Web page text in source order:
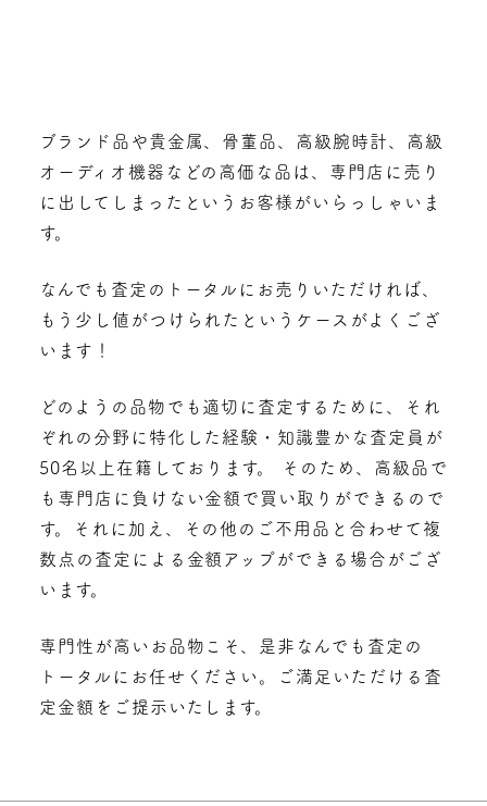
ブランド品や貴金属、骨董品、高級腕時計、高級
オーディオ機器などの高価な品は、専門店に売り
に出してしまったというお客様がいらっしゃいま
す。
なんでも査定のトータルにお売りいただければ、
もう少し値がつけられたというケースがよくござ
います！
どのようの品物でも適切に査定するために、それ
ぞれの分野に特化した経験・知識豊かな査定員が
50名以上在籍しております。 そのため、高級品で
も専門店に負けない金額で買い取りができるので
す。それに加え、その他のご不用品と合わせて複
数点の査定による金額アップができる場合がござ
います。
専門性が高いお品物こそ、是非なんでも査定の
トータルにお任せください。ご満足いただける査
定金額をご提示いたします。